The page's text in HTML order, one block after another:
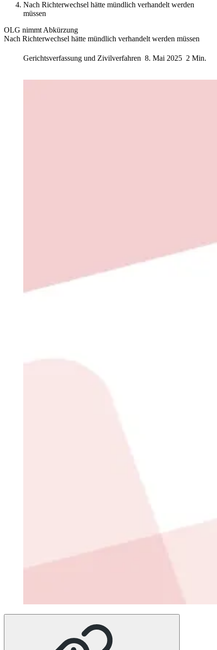
Nach Richterwechsel hätte mündlich verhandelt werden
müssen
OLG nimmt Abkürzung
Nach Richterwechsel hätte mündlich verhandelt werden müssen
Gerichtsverfassung und Zivilverfahren 8. Mai 2025 2 Min.